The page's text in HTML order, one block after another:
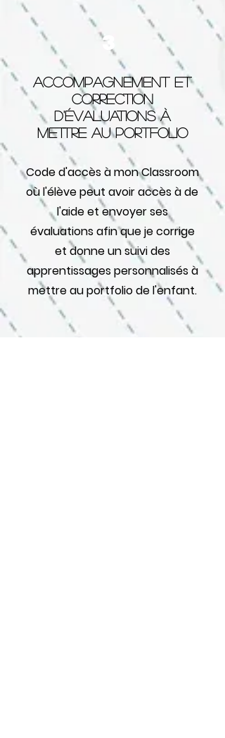
3
Accompagnement et
correction
d'évaluations à
mettre au portfolio
Code d'accès à mon Classroom
où l'élève peut avoir accès à de
l'aide et envoyer ses
évaluations afin que je corrige
et donne un suivi des
apprentissages personnalisés à
mettre au portfolio de l'enfant.